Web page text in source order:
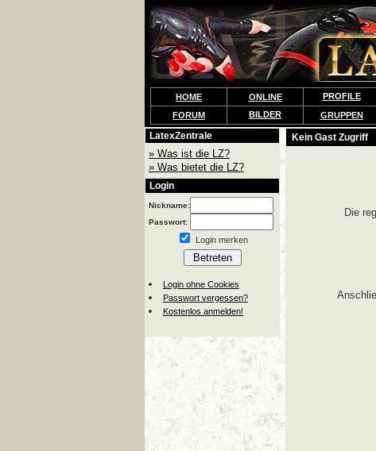
HOME ONLINE PROFILE
FORUM
BILDER GRUPPEN
LatexZentrale
» Was ist die LZ?
» Was bietet die LZ?
Login
Nickname:
Passwort:
Login merken
Login ohne Cookies
Passwort vergessen?
Kostenlos anmelden!
Kein Gast Zugriff
Die